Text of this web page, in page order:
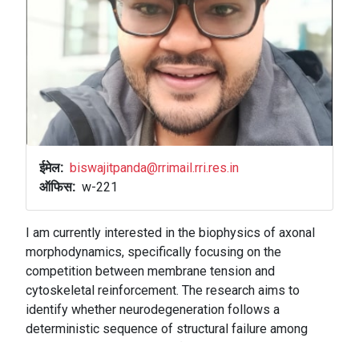
ईमेल
biswajitpanda@rrimail.rri.res.in
ऑफिस
w-221
I am currently interested in the biophysics of axonal
morphodynamics, specifically focusing on the
competition between membrane tension and
cytoskeletal reinforcement. The research aims to
identify whether neurodegeneration follows a
deterministic sequence of structural failure among